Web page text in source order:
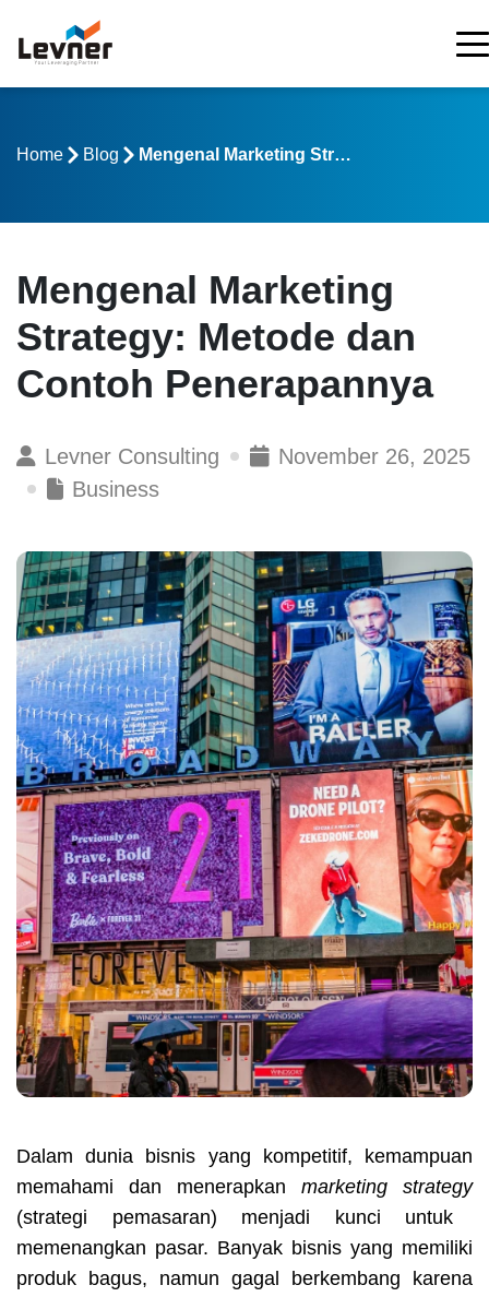
Home Blog Mengenal Marketing Strategy: Metode dan Contoh Penerapannya
Mengenal Marketing
Strategy: Metode dan
Contoh Penerapannya
Levner Consulting
November 26, 2025
Business
Dalam dunia bisnis yang kompetitif, kemampuan
memahami dan menerapkan marketing strategy
(strategi pemasaran) menjadi kunci untuk
memenangkan pasar. Banyak bisnis yang memiliki
produk bagus, namun gagal berkembang karena